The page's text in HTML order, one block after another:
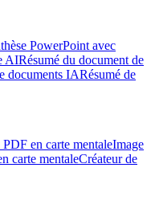
PowerPoint avec
AIRésumé du document de
documents IARésumé de
en carte mentaleImage
carte mentaleCréateur de